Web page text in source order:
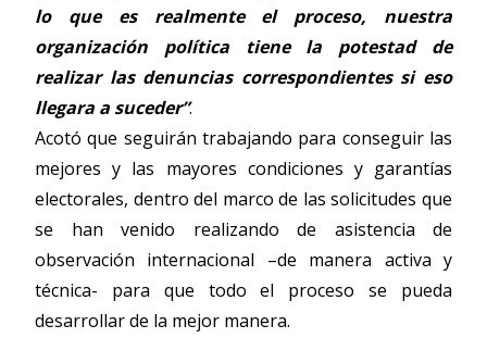
lo que es realmente el proceso, nuestra
organización política tiene la potestad de
realizar las denuncias correspondientes si eso
llegara a suceder”.
Acotó que seguirán trabajando para conseguir las
mejores y las mayores condiciones y garantías
electorales, dentro del marco de las solicitudes que
se han venido realizando de asistencia de
observación internacional –de manera activa y
técnica- para que todo el proceso se pueda
desarrollar de la mejor manera.